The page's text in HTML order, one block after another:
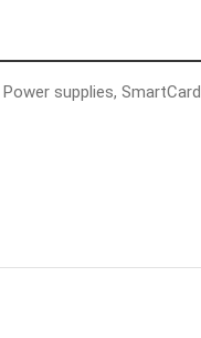
supplies, SmartCard